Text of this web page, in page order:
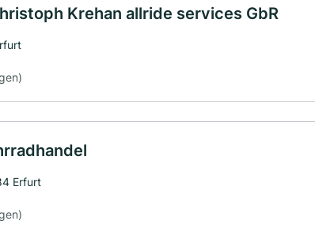
Krehan allride services GbR
Erfurt